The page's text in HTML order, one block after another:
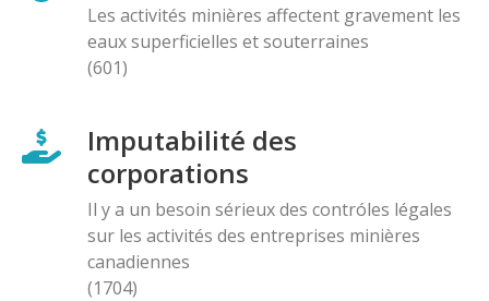
Les activités minières affectent gravement les
eaux superficielles et souterraines
(601)
Imputabilité des
corporations
Il y a un besoin sérieux des contróles légales
sur les activités des entreprises minières
canadiennes
(1704)